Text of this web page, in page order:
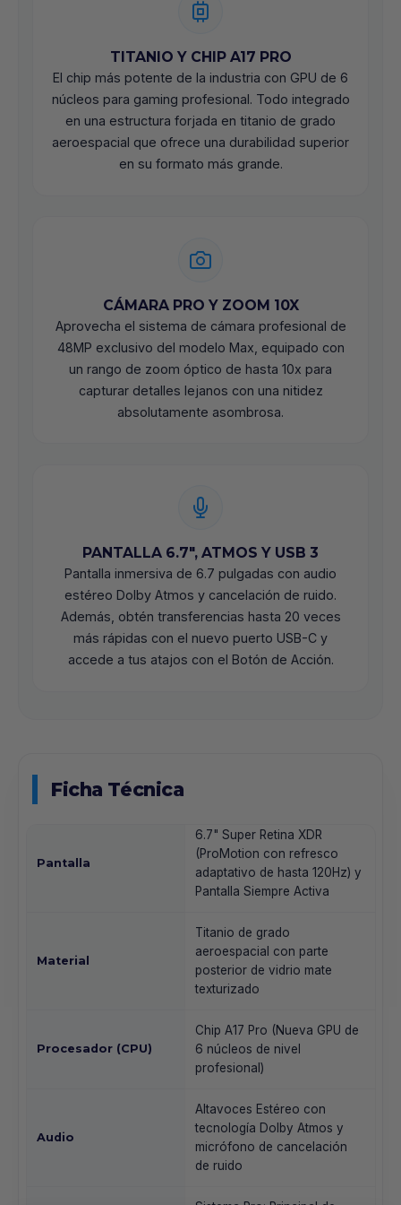
TITANIO Y CHIP A17 PRO
El chip más potente de la industria con GPU de 6
núcleos para gaming profesional. Todo integrado
en una estructura forjada en titanio de grado
aeroespacial que ofrece una durabilidad superior
en su formato más grande.
CÁMARA PRO Y ZOOM 10X
Aprovecha el sistema de cámara profesional de
48MP exclusivo del modelo Max, equipado con
un rango de zoom óptico de hasta 10x para
capturar detalles lejanos con una nitidez
absolutamente asombrosa.
PANTALLA 6.7", ATMOS Y USB 3
Pantalla inmersiva de 6.7 pulgadas con audio
estéreo Dolby Atmos y cancelación de ruido.
Además, obtén transferencias hasta 20 veces
más rápidas con el nuevo puerto USB-C y
accede a tus atajos con el Botón de Acción.
Ficha Técnica
Pantalla
6.7" Super Retina XDR
(ProMotion con refresco
adaptativo de hasta 120Hz) y
Pantalla Siempre Activa
Material
Titanio de grado
aeroespacial con parte
posterior de vidrio mate
texturizado
Procesador (CPU)
Chip A17 Pro (Nueva GPU de
6 núcleos de nivel
profesional)
Audio
Altavoces Estéreo con
tecnología Dolby Atmos y
micrófono de cancelación
de ruido